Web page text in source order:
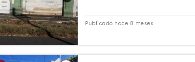
Publicado hace 8 meses